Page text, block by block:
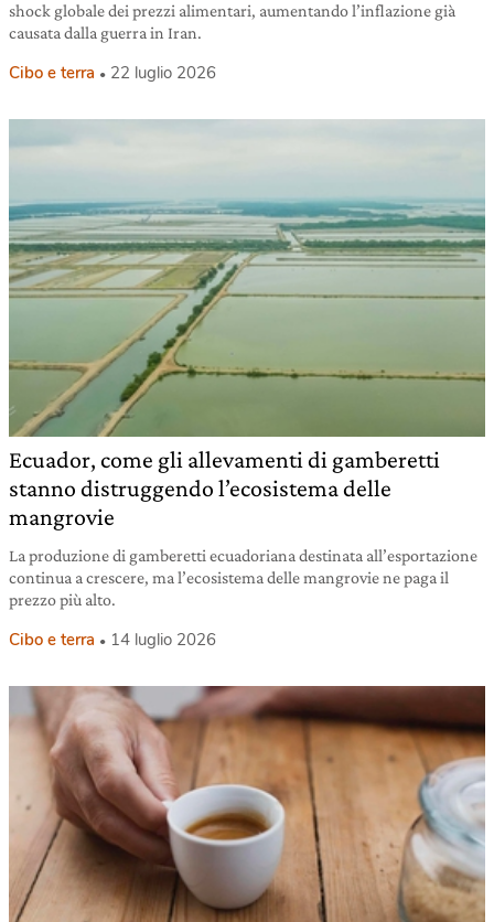
shock globale dei prezzi alimentari, aumentando l’inflazione già
causata dalla guerra in Iran.
Cibo e terra 22 luglio 2026
Ecuador, come gli allevamenti di gamberetti
stanno distruggendo l’ecosistema delle
mangrovie
La produzione di gamberetti ecuadoriana destinata all’esportazione
continua a crescere, ma l’ecosistema delle mangrovie ne paga il
prezzo più alto.
Cibo e terra 14 luglio 2026